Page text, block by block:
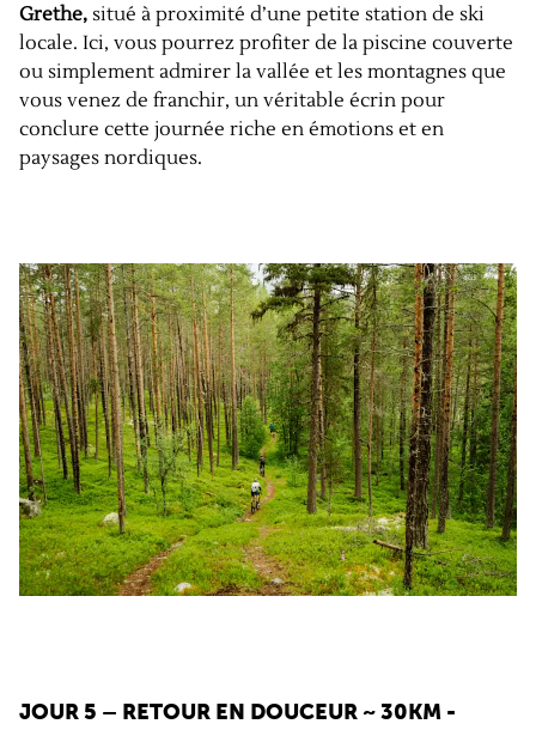
Grethe, situé à proximité d’une petite station de ski
locale. Ici, vous pourrez profiter de la piscine couverte
ou simplement admirer la vallée et les montagnes que
vous venez de franchir, un véritable écrin pour
conclure cette journée riche en émotions et en
paysages nordiques.
JOUR 5 – RETOUR EN DOUCEUR ~ 30KM -